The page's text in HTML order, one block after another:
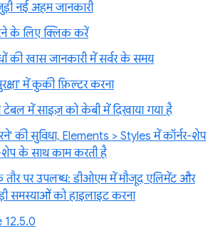
नई अहम जानकारी
के लिए क्लिक करें
की खास जानकारी में सर्वर के समय
में कुकी फ़िल्टर करना
में साइज़ को केबी में दिखाया गया है
की सुविधा, Elements > Styles में कॉर्नर-शेप
के साथ काम करती है
तौर पर उपलब्ध: डीओएम में मौजूद एलिमेंट और
समस्याओं को हाइलाइट करना
12.5.0